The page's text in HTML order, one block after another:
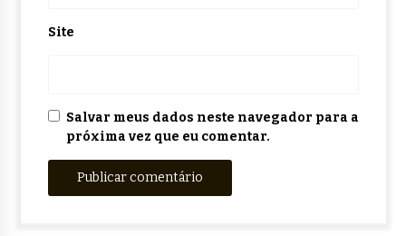
Site
Salvar meus dados neste navegador para a
próxima vez que eu comentar.